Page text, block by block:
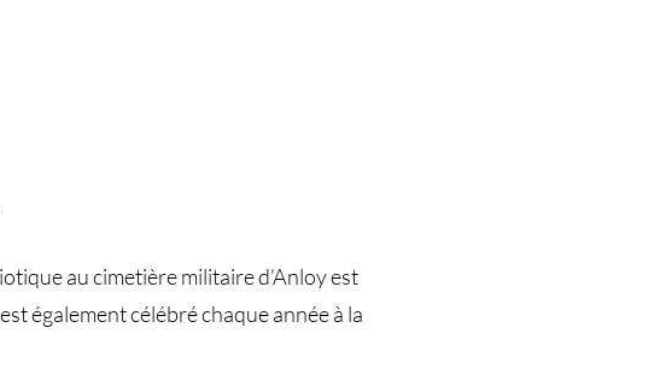
au cimetière militaire d’Anloy est
également célébré chaque année à la